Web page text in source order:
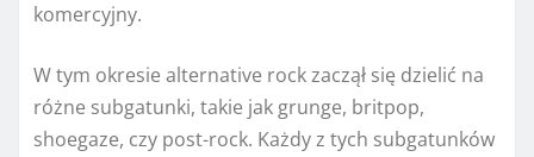
komercyjny.
W tym okresie alternative rock zaczął się dzielić na
różne subgatunki, takie jak grunge, britpop,
shoegaze, czy post-rock. Każdy z tych subgatunków